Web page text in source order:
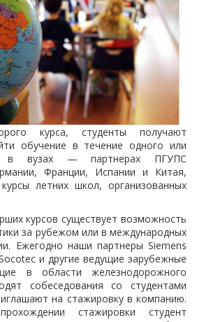
курса, студенты получают
обучение в течение одного или
в вузах — партнерах ПГУПС
Франции, Испании и Китая,
летних школ, организованных
курсов существует возможность
за рубежом или в международных
Ежегодно наши партнеры Siemens
и другие ведущие зарубежные
в области железнодорожного
собеседования со студентами
на стажировку в компанию.
стажировки студент